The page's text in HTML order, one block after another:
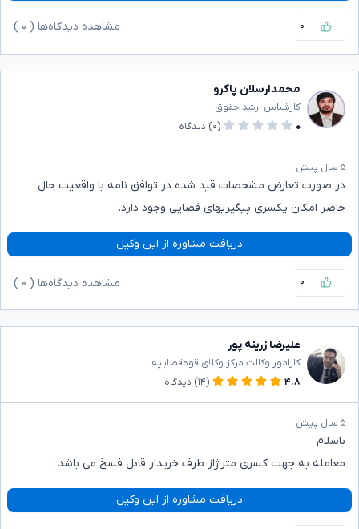
۰ مشاهده دیدگاه‌ها ( ۰
محمدارسلان پاکرو
کارشناس ارشد حقوق
۰
(۰) دیدگاه
۵ سال پیش
در صورت تعارض مشخصات قید شده در توافق نامه با واقعیت حال
حاضر امکان یکسری پیگیریهای قضایی وجود دارد.
دریافت مشاوره از این وکیل
۰ مشاهده دیدگاه‌ها ( ۰
علیرضا زرینه پور
کاراموز وکالت مرکز وکلای قوه‌قضاییه
۴.۸
(۱۴) دیدگاه
۵ سال پیش
باسلام
معامله به جهت کسری متراژاز طرف خریدار قابل فسخ می باشد
دریافت مشاوره از این وکیل